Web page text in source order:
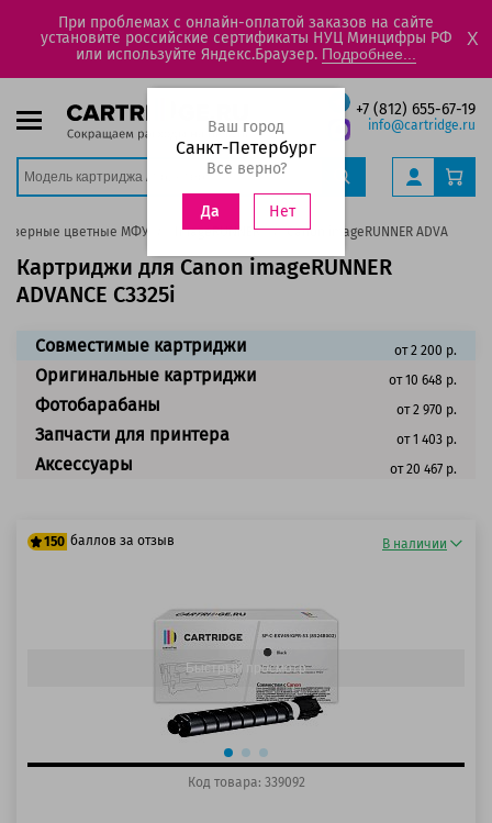
При проблемах с онлайн-оплатой заказов на сайте
установите российские сертификаты НУЦ Минцифры РФ
или используйте Яндекс.Браузер. Подробнее...
X
+7 (812) 655-67-19
info@cartridge.ru
Ваш город
Санкт-Петербург
Все верно?
Да Нет
цветные МФУ ImageRUNNER Canon imageRUNNER ADVANCE
Картриджи для Canon imageRUNNER
ADVANCE C3325i
Совместимые картриджи от 2 200 р.
Оригинальные картриджи от 10 648 р.
Фотобарабаны от 2 970 р.
Запчасти для принтера от 1 403 р.
Аксессуары от 20 467 р.
150 баллов за отзыв В наличии
Быстрый просмотр
Код товара: 339092